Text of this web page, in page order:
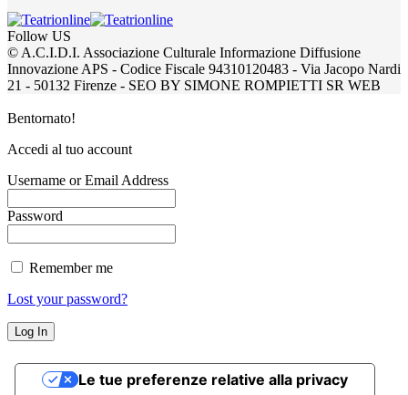
Follow US
© A.C.I.D.I. Associazione Culturale Informazione Diffusione
Innovazione APS - Codice Fiscale 94310120483 - Via Jacopo Nardi
21 - 50132 Firenze - SEO BY SIMONE ROMPIETTI SR WEB
Bentornato!
Accedi al tuo account
Username or Email Address
Password
Remember me
Lost your password?
Le tue preferenze relative alla privacy